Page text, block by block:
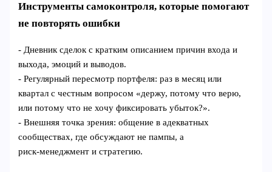
Инструменты самоконтроля, которые помогают
не повторять ошибки
- Дневник сделок с кратким описанием причин входа и
выхода, эмоций и выводов.
- Регулярный пересмотр портфеля: раз в месяц или
квартал с честным вопросом «держу, потому что верю,
или потому что не хочу фиксировать убыток?».
- Внешняя точка зрения: общение в адекватных
сообществах, где обсуждают не пампы, а
риск‑менеджмент и стратегию.